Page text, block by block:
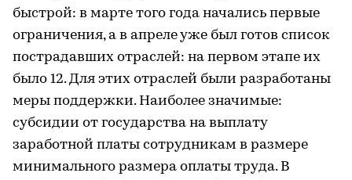
быстрой: в марте того года начались первые
ограничения, а в апреле уже был готов список
пострадавших отраслей: на первом этапе их
было 12. Для этих отраслей были разработаны
меры поддержки. Наиболее значимые:
субсидии от государства на выплату
заработной платы сотрудникам в размере
минимального размера оплаты труда. В